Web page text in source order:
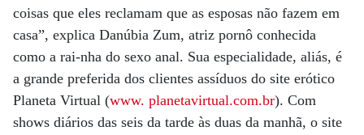
coisas que eles reclamam que as esposas não fazem em
casa”, explica Danúbia Zum, atriz pornô conhecida
como a rai-nha do sexo anal. Sua especialidade, aliás, é
a grande preferida dos clientes assíduos do site erótico
Planeta Virtual (www. planetavirtual.com.br). Com
shows diários das seis da tarde às duas da manhã, o site